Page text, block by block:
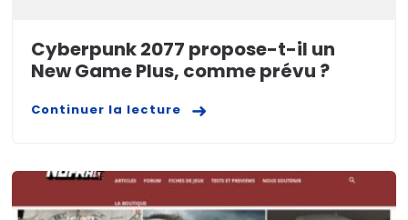
Cyberpunk 2077 propose-t-il un
New Game Plus, comme prévu ?
Continuer la lecture